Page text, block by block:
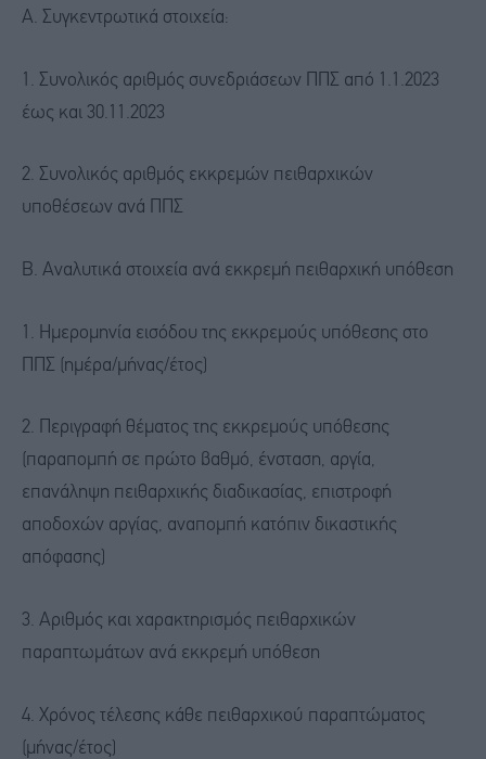
Α. Συγκεντρωτικά στοιχεία:
1. Συνολικός αριθμός συνεδριάσεων ΠΠΣ από 1.1.2023
έως και 30.11.2023
2. Συνολικός αριθμός εκκρεμών πειθαρχικών
υποθέσεων ανά ΠΠΣ
Β. Αναλυτικά στοιχεία ανά εκκρεμή πειθαρχική υπόθεση
1. Ημερομηνία εισόδου της εκκρεμούς υπόθεσης στο
ΠΠΣ (ημέρα/μήνας/έτος)
2. Περιγραφή θέματος της εκκρεμούς υπόθεσης
(παραπομπή σε πρώτο βαθμό, ένσταση, αργία,
επανάληψη πειθαρχικής διαδικασίας, επιστροφή
αποδοχών αργίας, αναπομπή κατόπιν δικαστικής
απόφασης)
3. Αριθμός και χαρακτηρισμός πειθαρχικών
παραπτωμάτων ανά εκκρεμή υπόθεση
4. Χρόνος τέλεσης κάθε πειθαρχικού παραπτώματος
(μήνας/έτος)